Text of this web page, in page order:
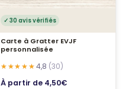
✓ 30 avis vérifiés
Carte à Gratter EVJF
personnalisée
4,8 (30)
À partir de 4,50€